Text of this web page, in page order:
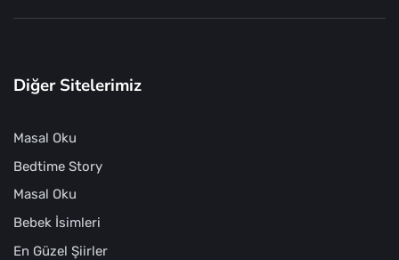
Diğer Sitelerimiz
Masal Oku
Bedtime Story
Masal Oku
Bebek İsimleri
En Güzel Şiirler